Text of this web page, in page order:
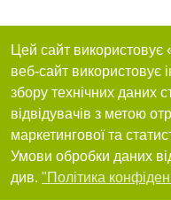
Цей сайт
веб-сайт використовує
збору технічних даних
відвідувачів з метою
маркетингової та
Умови обробки даних
див. "Політика